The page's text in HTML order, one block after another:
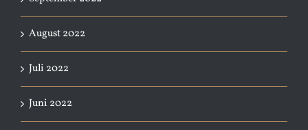
August 2022
Juli 2022
Juni 2022